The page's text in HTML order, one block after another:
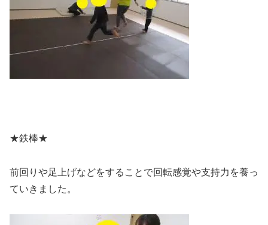
★鉄棒★
前回りや足上げなどをすることで回転感覚や支持力を養っ
ていきました。